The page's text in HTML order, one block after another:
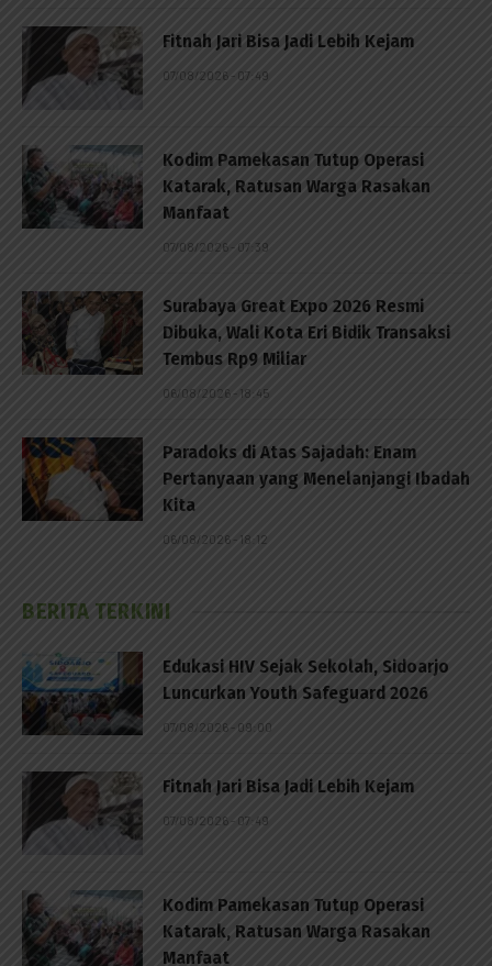
Fitnah Jari Bisa Jadi Lebih Kejam
07/08/2026 - 07:49
Kodim Pamekasan Tutup Operasi
Katarak, Ratusan Warga Rasakan
Manfaat
07/08/2026 - 07:39
Surabaya Great Expo 2026 Resmi
Dibuka, Wali Kota Eri Bidik Transaksi
Tembus Rp9 Miliar
06/08/2026 - 18:45
Paradoks di Atas Sajadah: Enam
Pertanyaan yang Menelanjangi Ibadah
Kita
06/08/2026 - 18:12
BERITA TERKINI
Edukasi HIV Sejak Sekolah, Sidoarjo
Luncurkan Youth Safeguard 2026
07/08/2026 - 09:00
Fitnah Jari Bisa Jadi Lebih Kejam
07/08/2026 - 07:49
Kodim Pamekasan Tutup Operasi
Katarak, Ratusan Warga Rasakan
Manfaat